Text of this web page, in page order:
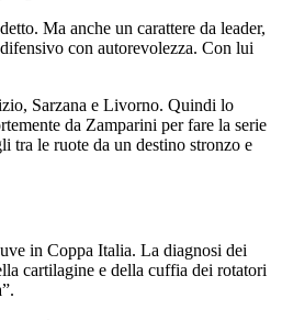
Ma anche un carattere da leader,
con autorevolezza. Con lui
Sarzana e Livorno. Quindi lo
da Zamparini per fare la serie
tra le ruote da un destino stronzo e
in Coppa Italia. La diagnosi dei
cartilagine e della cuffia dei rotatori